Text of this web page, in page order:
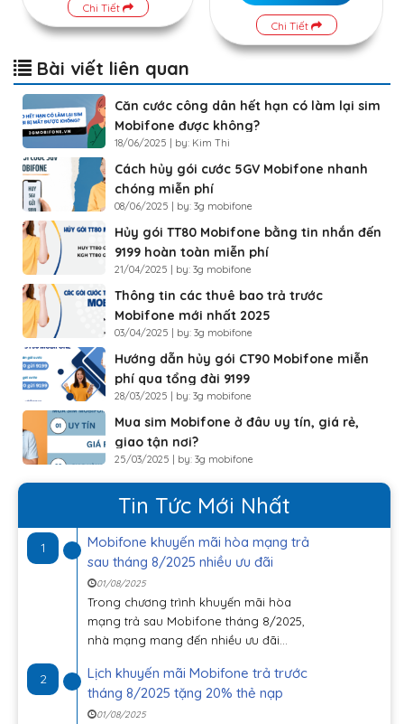
Chi Tiết
Chi Tiết
Bài viết liên quan
Căn cước công dân hết hạn có làm lại sim
Mobifone được không?
18/06/2025 | by: Kim Thi
Cách hủy gói cước 5GV Mobifone nhanh
chóng miễn phí
08/06/2025 | by: 3g mobifone
Hủy gói TT80 Mobifone bằng tin nhắn đến
9199 hoàn toàn miễn phí
21/04/2025 | by: 3g mobifone
Thông tin các thuê bao trả trước
Mobifone mới nhất 2025
03/04/2025 | by: 3g mobifone
Hướng dẫn hủy gói CT90 Mobifone miễn
phí qua tổng đài 9199
28/03/2025 | by: 3g mobifone
Mua sim Mobifone ở đâu uy tín, giá rẻ,
giao tận nơi?
25/03/2025 | by: 3g mobifone
Tin Tức Mới Nhất
1
Mobifone khuyến mãi hòa mạng trả
sau tháng 8/2025 nhiều ưu đãi
01/08/2025
Trong chương trình khuyến mãi hòa
mạng trả sau Mobifone tháng 8/2025,
nhà mạng mang đến nhiều ưu đãi...
2
Lịch khuyến mãi Mobifone trả trước
tháng 8/2025 tặng 20% thẻ nạp
01/08/2025